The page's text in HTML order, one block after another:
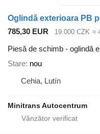
Oglindă exterioara PB
785,30 EUR
19.000 CZK ≈
Piesă de schimb - oglindă
Stare nou
Cehia, Lutín
Minitrans Autocentrum